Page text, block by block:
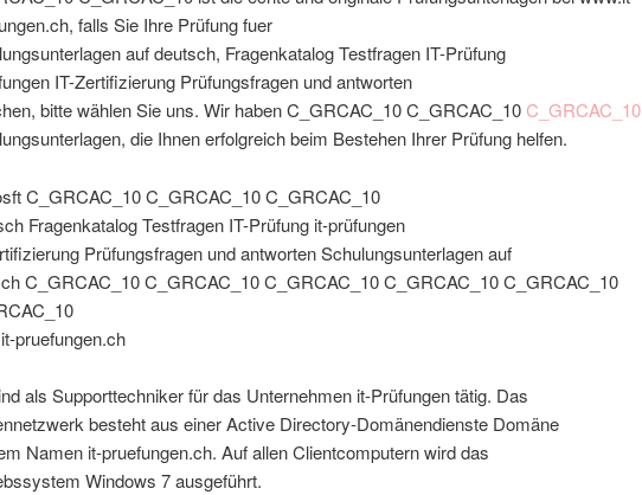
falls Sie Ihre Prüfung fuer
auf deutsch, Fragenkatalog Testfragen IT-Prüfung
IT-Zertifizierung Prüfungsfragen und antworten
bitte wählen Sie uns. Wir haben C_GRCAC_10 C_GRCAC_10 C_GRCAC_10
die Ihnen erfolgreich beim Bestehen Ihrer Prüfung helfen.
C_GRCAC_10 C_GRCAC_10 C_GRCAC_10
Fragenkatalog Testfragen IT-Prüfung it-prüfungen
Prüfungsfragen und antworten Schulungsunterlagen auf
C_GRCAC_10 C_GRCAC_10 C_GRCAC_10 C_GRCAC_10 C_GRCAC_10
pruefungen.ch
als Supporttechniker für das Unternehmen it-Prüfungen tätig. Das
besteht aus einer Active Directory-Domänendienste Domäne
Namen it-pruefungen.ch. Auf allen Clientcomputern wird das
Windows 7 ausgeführt.